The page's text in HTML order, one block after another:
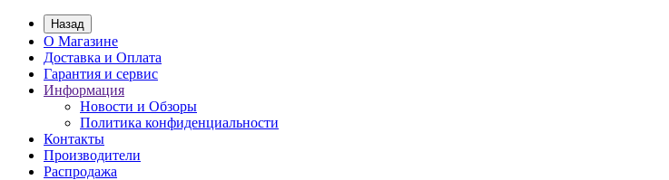
Назад
О Магазине
Доставка и Оплата
Гарантия и сервис
Информация
Новости и Обзоры
Политика конфиденциальности
Контакты
Производители
Распродажа